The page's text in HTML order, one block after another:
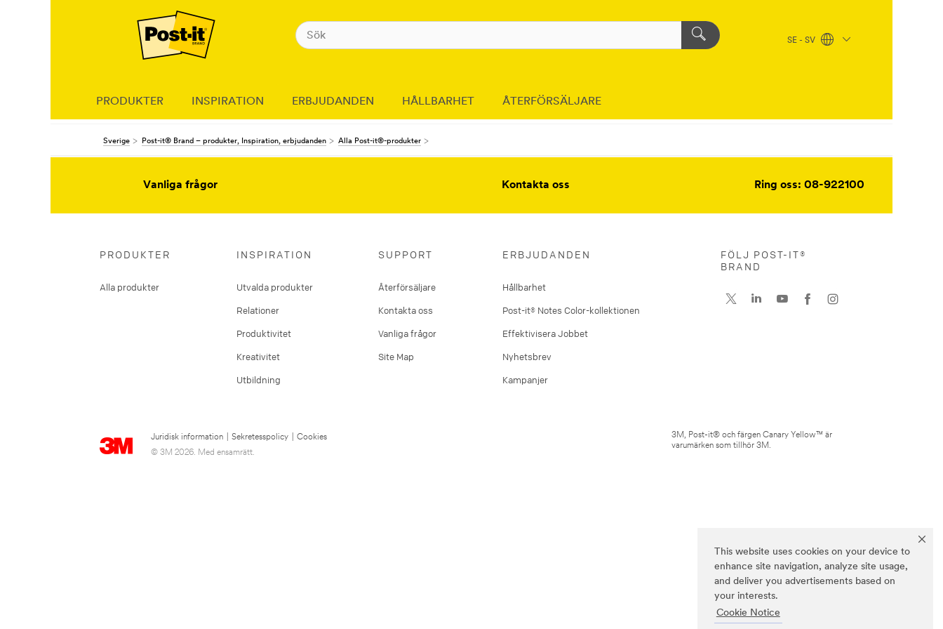
This website uses cookies on your device to
enhance site navigation, analyze site usage,
and deliver you advertisements based on
your interests.
Cookie Notice
SE - SV
PRODUKTER INSPIRATION ERBJUDANDEN HÅLLBARHET ÅTERFÖRSÄLJARE
Sverige Post-it® Brand – produkter, Inspiration, erbjudanden Alla Post-it®-produkter
Vanliga frågor Kontakta oss Ring oss: 08-922100
PRODUKTER
Alla produkter
INSPIRATION
Utvalda produkter
Relationer
Produktivitet
Kreativitet
Utbildning
SUPPORT
Återförsäljare
Kontakta oss
Vanliga frågor
Site Map
ERBJUDANDEN
Hållbarhet
Post-it® Notes Color-kollektionen
Effektivisera Jobbet
Nyhetsbrev
Kampanjer
Juridisk information Sekretesspolicy
Cookies
© 3M 2026. Med ensamrätt.
FÖLJ POST-IT®
BRAND
3M, Post-it® och färgen Canary Yellow™ är
varumärken som tillhör 3M.